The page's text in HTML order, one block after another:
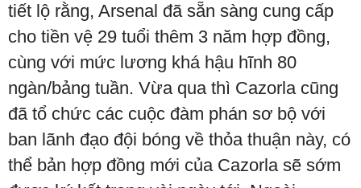
tiết lộ rằng, Arsenal đã sẵn sàng cung cấp
cho tiền vệ 29 tuổi thêm 3 năm hợp đồng,
cùng với mức lương khá hậu hĩnh 80
ngàn/bảng tuần. Vừa qua thì Cazorla cũng
đã tổ chức các cuộc đàm phán sơ bộ với
ban lãnh đạo đội bóng về thỏa thuận này, có
thể bản hợp đồng mới của Cazorla sẽ sớm